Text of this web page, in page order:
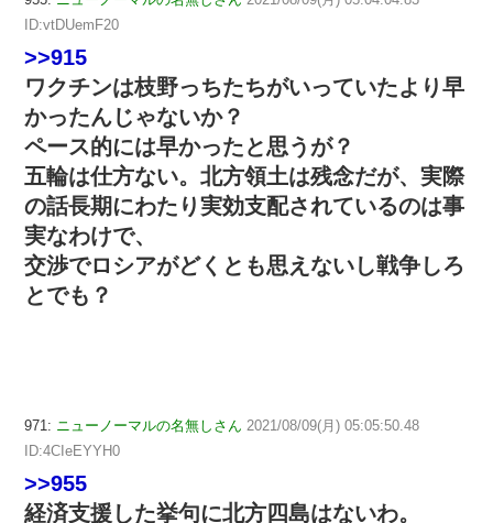
ID:vtDUemF20
>>915
ワクチンは枝野っちたちがいっていたより早
かったんじゃないか？
ペース的には早かったと思うが？
五輪は仕方ない。北方領土は残念だが、実際
の話長期にわたり実効支配されているのは事
実なわけで、
交渉でロシアがどくとも思えないし戦争しろ
とでも？
971: ニューノーマルの名無しさん 2021/08/09(月) 05:05:50.48
ID:4CIeEYYH0
>>955
経済支援した挙句に北方四島はないわ。